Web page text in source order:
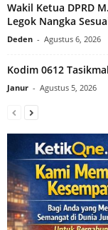
Wakil Ketua DPRD
Legok Nangka
Deden - Agustus 6, 2026
Kodim 0612
Janur - Agustus 5, 2026